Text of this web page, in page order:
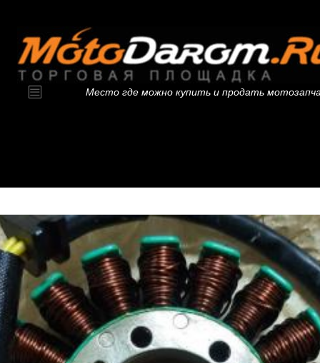
Место где можно купить и продать